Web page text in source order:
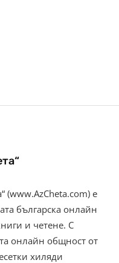
(www.AzCheta.com) е
българска онлайн
и четене. С
онлайн общност от
хиляди